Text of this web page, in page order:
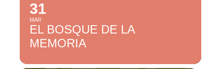
31
MAR
EL BOSQUE DE LA
MEMORIA